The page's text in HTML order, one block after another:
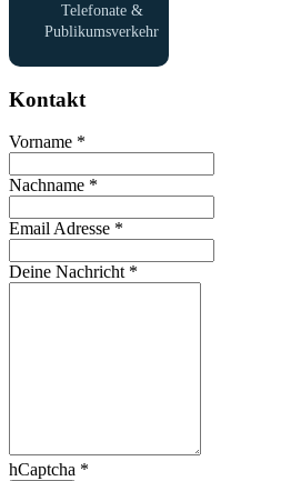
Telefonate &
Publikumsverkehr
Kontakt
Vorname *
Nachname *
Email Adresse *
Deine Nachricht *
hCaptcha *